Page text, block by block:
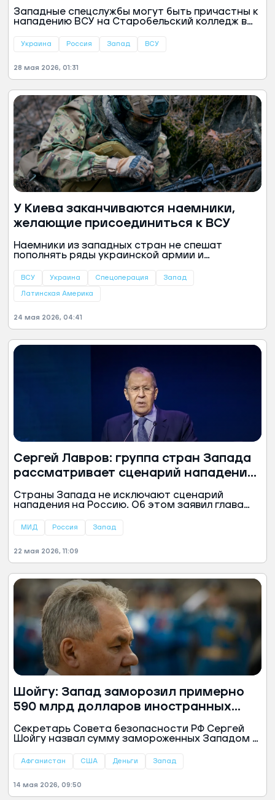
к удару по Старобельску
Западные спецслужбы могут быть причастны к
нападению ВСУ на Старобельский колледж в
бывший премьер Украины, занимавший этот
Украина Россия Запад ВСУ
28 мая 2026, 01:31
У Киева заканчиваются наемники,
желающие присоединиться к ВСУ
Наемники из западных стран не спешат
пополнять ряды украинской армии и
представитель силовых структур России.
ВСУ Украина Спецоперация Запад
Латинская Америка
24 мая 2026, 04:41
Сергей Лавров: группа стран Запада
рассматривает сценарий нападения
на Россию
Страны Запада не исключают сценарий
нападения на Россию. Об этом заявил глава
МИД Россия Запад
22 мая 2026, 11:09
Шойгу: Запад заморозил примерно
590 млрд долларов иностранных
активов
Секретарь Совета безопасности РФ Сергей
Шойгу назвал сумму замороженных Западом у
речь идет о сумме 590 миллиардов долларов,
Ливии и Афганистану.
Афганистан США Деньги Запад
14 мая 2026, 09:50